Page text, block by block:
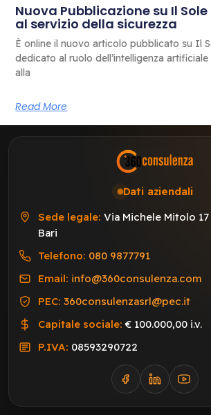
Nuova Pubblicazione su Il Sole
al servizio della sicurezza
È online il nuovo articolo pubblicato su Il
dedicato al ruolo dell’intelligenza artificiale
alla
Read More
Dati aziendali
Sede legale: Via Michele Mitolo 17
Bari
Telefono: 080 9877791
Email: info@360consulenza.com
PEC: 360consulenzasrl@pec.it
Capitale sociale: € 100.000,00 i.v.
P.IVA: 08593290722